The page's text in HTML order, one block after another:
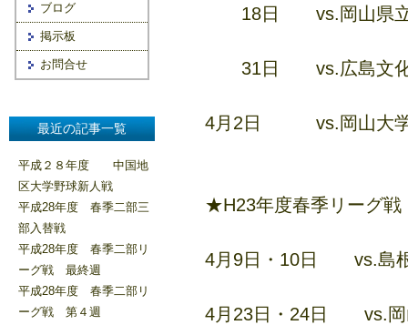
18日 vs.岡山県立
31日 vs.広島文化
4月2日 vs.岡山大
★H23年度春季リーグ戦
4月9日・10日 vs.島
4月23日・24日 vs.岡
ブログ
掲示板
お問合せ
最近の記事一覧
平成２８年度 中国地
区大学野球新人戦
平成28年度 春季二部三
部入替戦
平成28年度 春季二部リ
ーグ戦 最終週
平成28年度 春季二部リ
ーグ戦 第４週